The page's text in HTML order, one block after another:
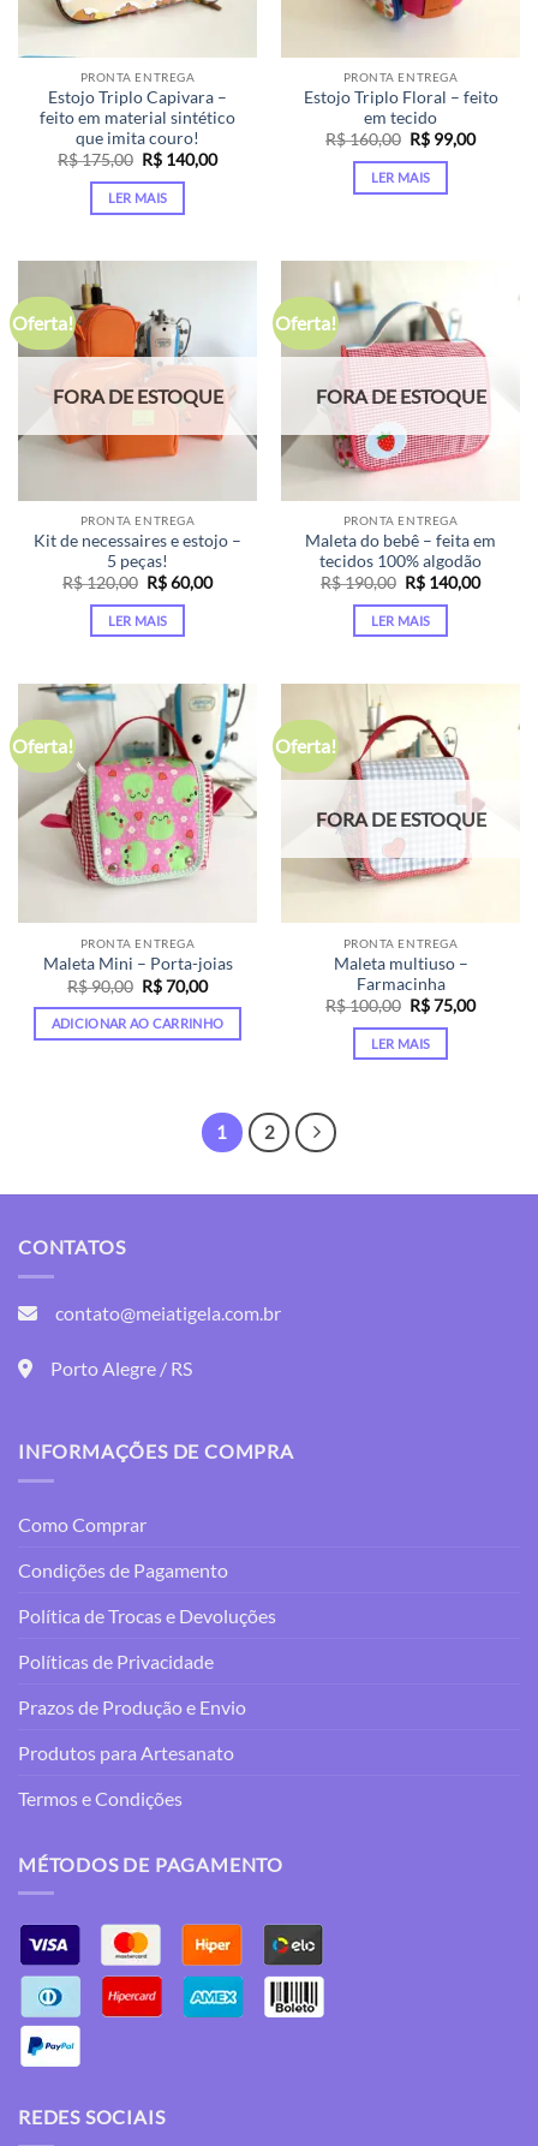
PRONTA ENTREGA
Estojo Triplo Capivara –
feito em material sintético
que imita couro!
R$175,00 O
preço
original
era:
R$ 175,00.
R$ 140,00O
LER MAIS
PRONTA ENTREGA
Estojo Triplo Floral – feito
em tecido
R$160,00 O
preço
original
era:
R$ 160,00.
R$ 99,00O
LER MAIS
Oferta!
FORA DE ESTOQUE
PRONTA ENTREGA
Kit de necessaires e estojo –
5 peças!
R$120,00 O
preço
original
era:
R$60,00O
LER MAIS
Oferta!
FORA DE ESTOQUE
PRONTA ENTREGA
Maleta do bebê – feita em
tecidos 100% algodão
R$190,00 O
preço
original
era:
R$ 140,00O
LER MAIS
Oferta!
PRONTA ENTREGA
Maleta Mini – Porta-joias
R$90,00 O
preço
original
era:
R$ 90,00.
R$70,00O
atual
é:
R$ 70,00.
ADICIONAR AO CARRINHO
Oferta!
FORA DE ESTOQUE
PRONTA ENTREGA
Maleta multiuso –
Farmacinha
R$100,00 O
preço
original
era:
R$75,00O
LER MAIS
1 2
CONTATOS
contato@meiatigela.com.br
Porto Alegre / RS
INFORMAÇÕES DE COMPRA
Como Comprar
Condições de Pagamento
Política de Trocas e Devoluções
Políticas de Privacidade
Prazos de Produção e Envio
Produtos para Artesanato
Termos e Condições
MÉTODOS DE PAGAMENTO
REDES SOCIAIS